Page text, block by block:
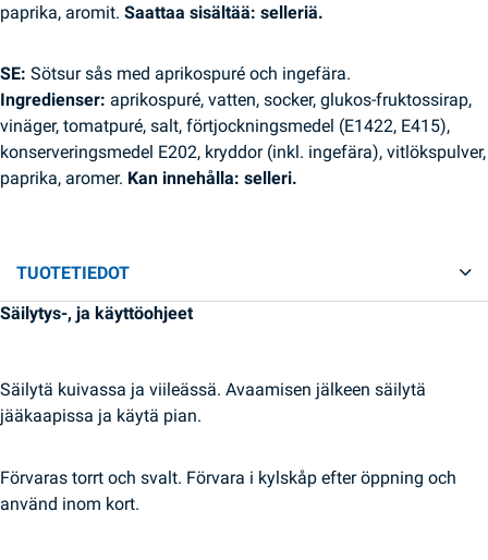
paprika, aromit. Saattaa sisältää: selleriä.
SE: Sötsur sås med aprikospuré och ingefära.
Ingredienser: aprikospuré, vatten, socker, glukos-fruktossirap,
vinäger, tomatpuré, salt, förtjockningsmedel (E1422, E415),
konserveringsmedel E202, kryddor (inkl. ingefära), vitlökspulver,
paprika, aromer. Kan innehålla: selleri.
TUOTETIEDOT
Säilytys-, ja käyttöohjeet
Säilytä kuivassa ja viileässä. Avaamisen jälkeen säilytä
jääkaapissa ja käytä pian.
Förvaras torrt och svalt. Förvara i kylskåp efter öppning och
använd inom kort.